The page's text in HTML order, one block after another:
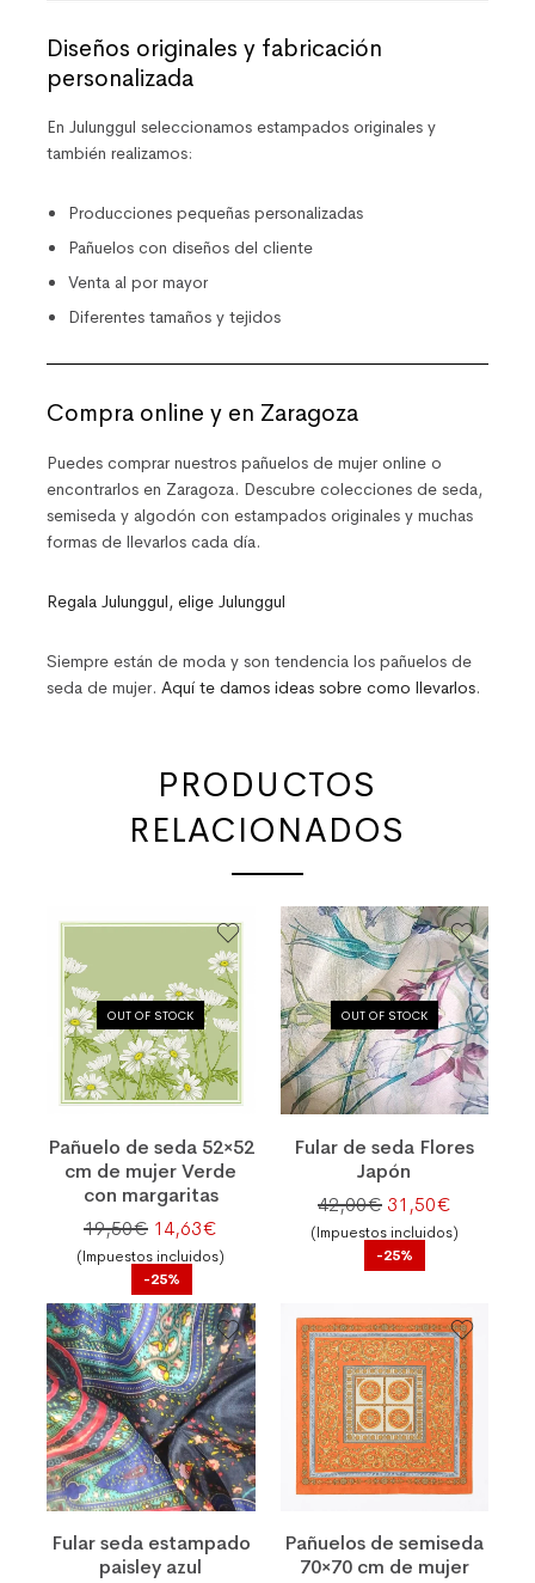
Diseños originales y fabricación
personalizada
EnJulunggul seleccionamos estampados originales y
también realizamos:
Producciones pequeñas personalizadas
Pañuelos con diseños del cliente
Venta al por mayor
Diferentes tamaños y tejidos
Compra online y en Zaragoza
Puedes comprar nuestros pañuelos de mujer online o
encontrarlos en Zaragoza. Descubre colecciones de seda,
semiseda y algodón con estampados originales y muchas
formas de llevarlos cada día.
Regala Julunggul, elige Julunggul
Siempre están de moda y son tendencia los pañuelos de
seda de mujer.Aquí te damos ideas sobre como llevarlos.
PRODUCTOS
RELACIONADOS
OUT OF STOCK
Pañuelo de seda 52×52
cm de mujer Verde
con margaritas
19,50€ El precio original era: 19,50€.
14,63€ El precio actual es: 14,63€.
(Impuestos incluidos)
-25%
OUT OF STOCK
Fular de seda Flores
Japón
42,00€ El precio
31,50€El precio
(Impuestos incluidos)
-25%
Fular seda estampado
paisley azul
Pañuelos de semiseda
70×70 cm de mujer